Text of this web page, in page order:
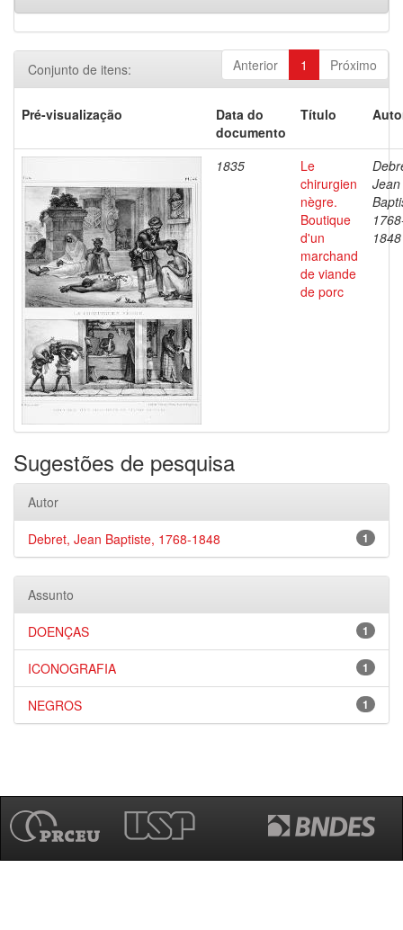
Anterior 1 Próximo
Conjunto de itens:
Pré-visualização
Data do
documento
Título
1835
Le
chirurgien
nègre.
Boutique
d'un
marchand
de viande
de porc
Jean
1848
Sugestões de pesquisa
Autor
1
Debret, Jean Baptiste, 1768-1848
Assunto
1
DOENÇAS
1
ICONOGRAFIA
1
NEGROS